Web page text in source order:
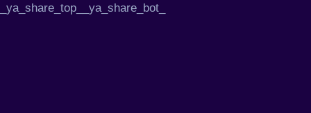
_ya_share_top__ya_share_bot_